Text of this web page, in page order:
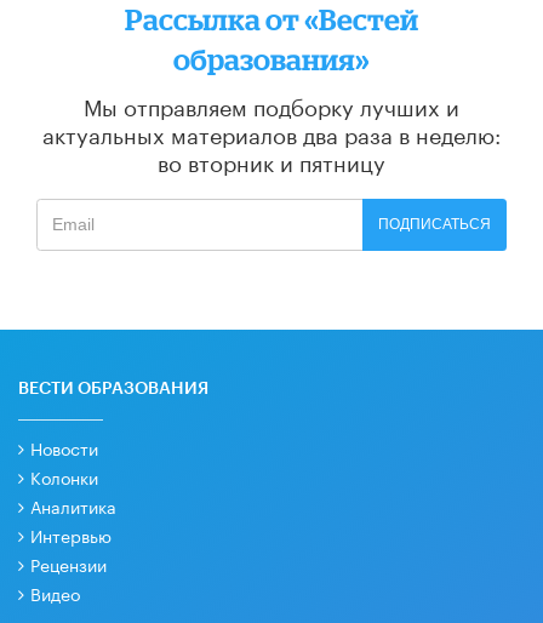
Рассылка от «Вестей
образования»
Мы отправляем подборку лучших и
актуальных материалов два раза в неделю:
во вторник и пятницу
ПОДПИСАТЬСЯ
ВЕСТИ ОБРАЗОВАНИЯ
Новости
Колонки
Аналитика
Интервью
Рецензии
Видео